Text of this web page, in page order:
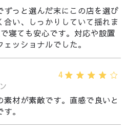
ずっと選んだ末にこの店を選び
合い、しっかりしていて揺れま
寝ても安心です。対応や設置
ッショナルでした。
4
材が素敵です。直感で良いと
。